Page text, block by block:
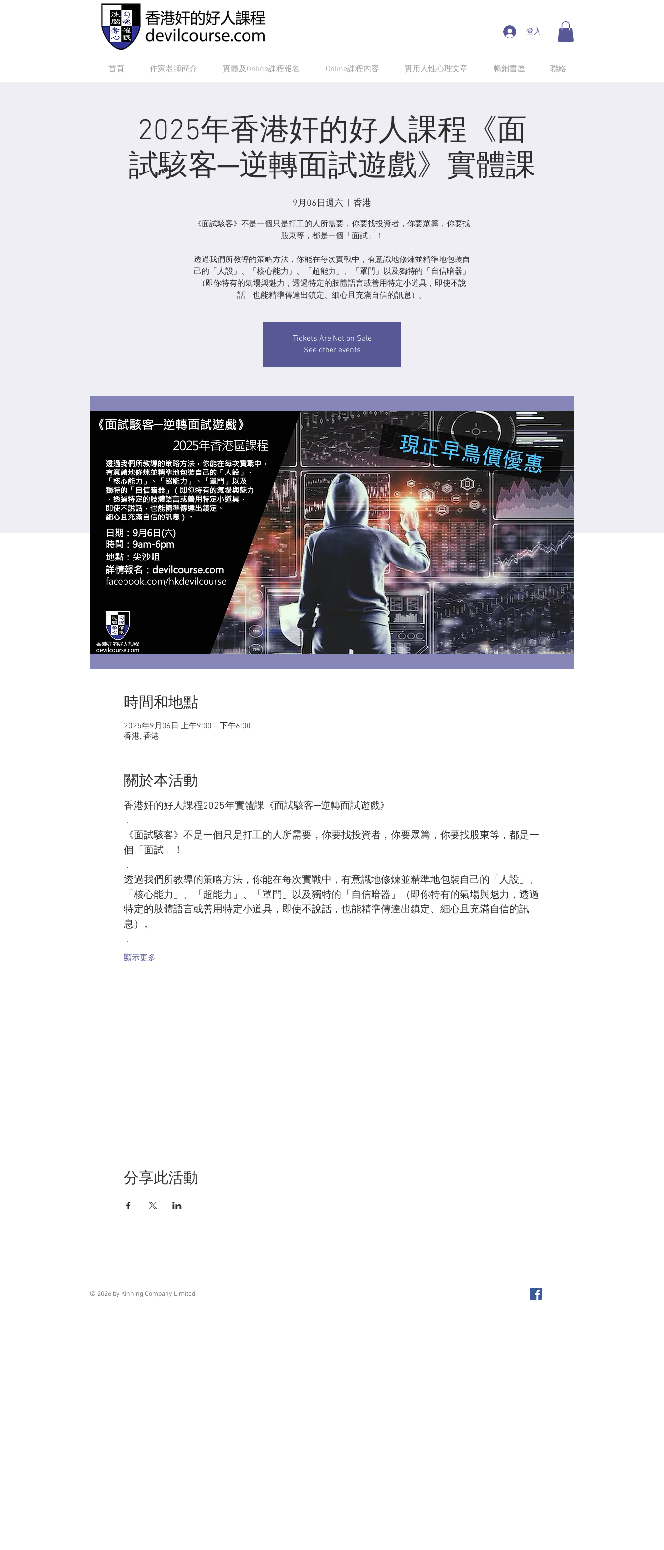
登入
首頁 作家老師簡介 實體及Online課程報名 Online課程內容 實用人性心理文章 暢銷書屋 聯絡
2025年香港奸的好人課程《面
試駭客─逆轉面試遊戲》實體課
9月06日週六 香港
《面試駭客》不是一個只是打工的人所需要，你要找投資者，你要眾籌，你要找
股東等，都是一個「面試」！
透過我們所教導的策略方法，你能在每次實戰中，有意識地修煉並精準地包裝自
己的「人設」、「核心能力」、「超能力」、「罩門」以及獨特的「自信暗器」
（即你特有的氣場與魅力，透過特定的肢體語言或善用特定小道具，即使不說
話，也能精準傳達出鎮定、細心且充滿自信的訊息）。
Tickets Are Not on Sale
See other events
時間和地點
2025年9月06日 上午9:00 – 下午6:00
香港, 香港
關於本活動
香港奸的好人課程2025年實體課《面試駭客─逆轉面試遊戲》
.
《面試駭客》不是一個只是打工的人所需要，你要找投資者，你要眾籌，你要找股東等，都是一
個「面試」！
.
透過我們所教導的策略方法，你能在每次實戰中，有意識地修煉並精準地包裝自己的「人設」、
「核心能力」、「超能力」、「罩門」以及獨特的「自信暗器」（即你特有的氣場與魅力，透過
特定的肢體語言或善用特定小道具，即使不說話，也能精準傳達出鎮定、細心且充滿自信的訊
息）。
.
顯示更多
分享此活動
© 2026 by Kinning Company Limited.